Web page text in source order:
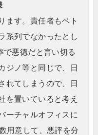
ます。責任者もベト
系列でなかったとし
で悪徳だと言い切る
ジノ等と同じで、日
れてしまうので、日
を置いていると考え
ーチャルオフィスに
用意して、悪評を分